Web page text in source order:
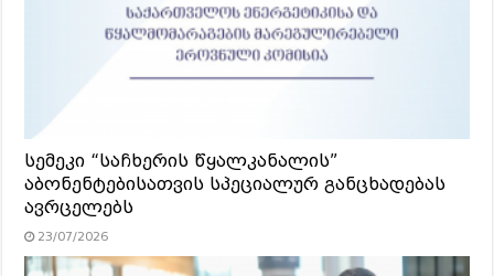
სემეკი “საჩხერის წყალკანალის”
აბონენტებისათვის სპეციალურ განცხადებას
ავრცელებს
23/07/2026